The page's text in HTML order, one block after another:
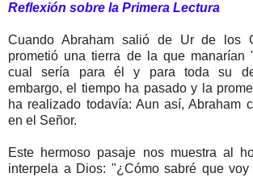
Reflexión sobre la Primera Lectura
Cuando Abraham salió de Ur de los
prometió una tierra de la que manarían
cual sería para él y para toda su
embargo, el tiempo ha pasado y la
ha realizado todavía: Aun así, Abraham
en el Señor.
Este hermoso pasaje nos muestra al
interpela a Dios: "¿Cómo sabré que